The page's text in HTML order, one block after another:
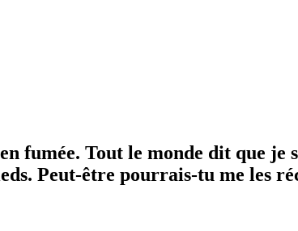
fumée. Tout le monde dit que je
Peut-être pourrais-tu me les